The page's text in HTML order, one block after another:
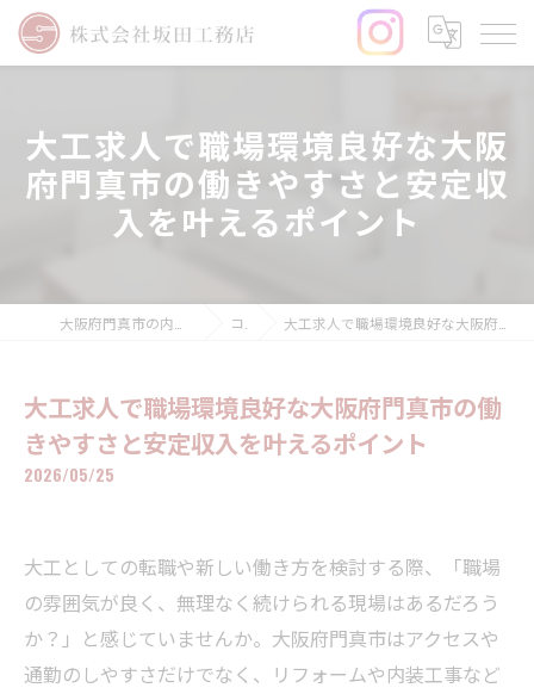
大工求人で職場環境良好な大阪
府門真市の働きやすさと安定収
入を叶えるポイント
コラム 大工求人で職場環境良好な大阪府門真市の働きやすさと安定収入を叶えるポイント
大工求人で職場環境良好な大阪府門真市の働
きやすさと安定収入を叶えるポイント
2026/05/25
大工としての転職や新しい働き方を検討する際、「職場
の雰囲気が良く、無理なく続けられる現場はあるだろう
か？」と感じていませんか。大阪府門真市はアクセスや
通勤のしやすさだけでなく、リフォームや内装工事など